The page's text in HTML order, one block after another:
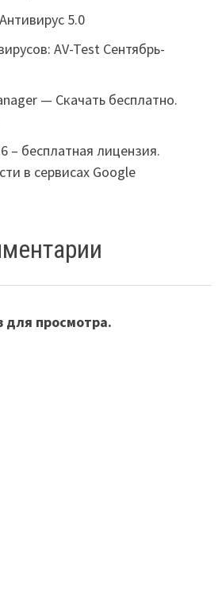
5.0
AV-Test Сентябрь-
— Скачать бесплатно.
– бесплатная лицензия.
в сервисах Google
для просмотра.